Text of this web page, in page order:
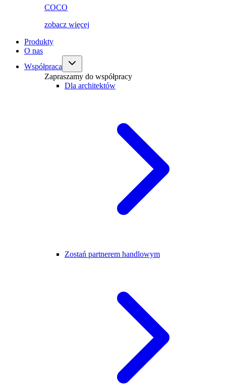
COCO
zobacz więcej
Produkty
O nas
Współpraca
Zapraszamy do współpracy
Dla architektów
Zostań partnerem handlowym